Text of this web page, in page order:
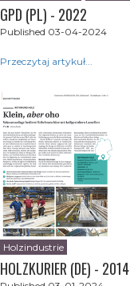
GPD (PL) - 2022
Published 03-04-2024
Przeczytaj artykuł...
Holzindustrie
HOLZKURIER (DE) - 2014